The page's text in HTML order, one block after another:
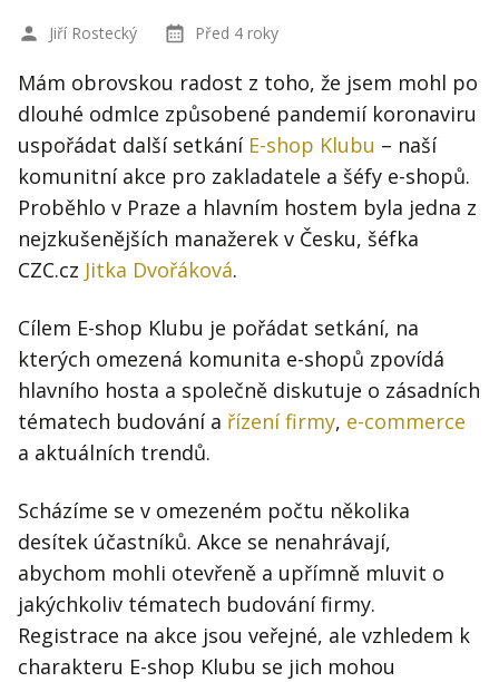
Kontakt
Obchodní podmínky
Hledaná fráze Hledat
Jiří Rostecký Před 4 roky
Mám obrovskou radost z toho, že jsem mohl po
dlouhé odmlce způsobené pandemií koronaviru
uspořádat další setkání E-shop Klubu – naší
komunitní akce pro zakladatele a šéfy e-shopů.
Proběhlo v Praze a hlavním hostem byla jedna z
nejzkušenějších manažerek v Česku, šéfka
CZC.cz Jitka Dvořáková.
Cílem E-shop Klubu je pořádat setkání, na
kterých omezená komunita e-shopů zpovídá
hlavního hosta a společně diskutuje o zásadních
tématech budování a řízení firmy, e-commerce
a aktuálních trendů.
Scházíme se v omezeném počtu několika
desítek účastníků. Akce se nenahrávají,
abychom mohli otevřeně a upřímně mluvit o
jakýchkoliv tématech budování firmy.
Registrace na akce jsou veřejné, ale vzhledem k
charakteru E-shop Klubu se jich mohou